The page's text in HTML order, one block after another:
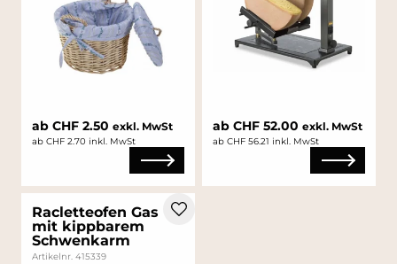
ab CHF 2.50 exkl. MwSt
ab CHF 2.70 inkl. MwSt
ab CHF 52.00 exkl. MwSt
ab CHF 56.21 inkl. MwSt
Racletteofen Gas
mit kippbarem
Schwenkarm
Artikelnr. 415339